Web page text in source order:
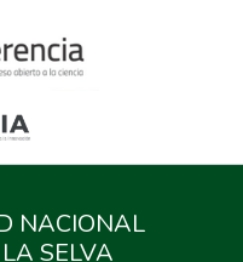
NACIONAL
SELVA